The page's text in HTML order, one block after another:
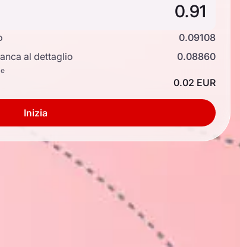
0.09108
al dettaglio
0.08860
0.02 EUR
Inizia